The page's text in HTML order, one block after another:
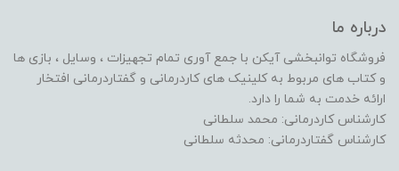
درباره ما
فروشگاه توانبخشی آیکن با جمع آوری تمام تجهیزات ، وسایل ، بازی ها
و کتاب های مربوط به کلینیک های کاردرمانی و گفتاردرمانی افتخار
ارائه خدمت به شما را دارد.
کارشناس کاردرمانی: محمد سلطانی
کارشناس گفتاردرمانی: محدثه سلطانی